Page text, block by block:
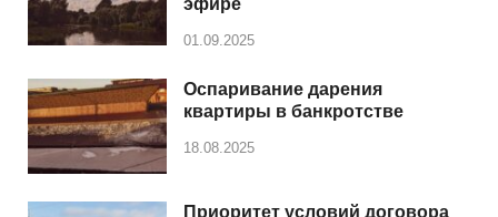
эфире
01.09.2025
Оспаривание дарения
квартиры в банкротстве
18.08.2025
Приоритет условий договора